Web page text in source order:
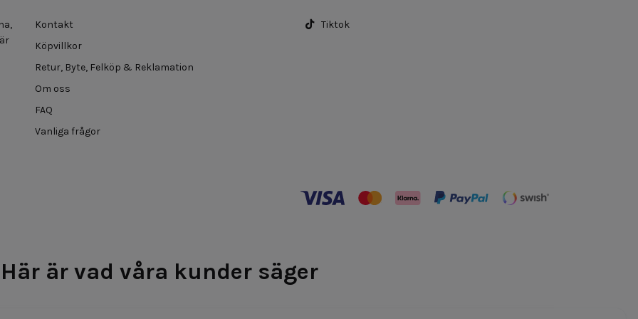
Kontakt
Köpvillkor
Retur, Byte, Felköp & Reklamation
Om oss
FAQ
Vanliga frågor
Tiktok
Här är vad våra kunder säger